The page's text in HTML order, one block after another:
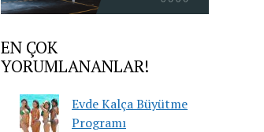
EN ÇOK
YORUMLANANLAR!
Evde Kalça Büyütme
Programı